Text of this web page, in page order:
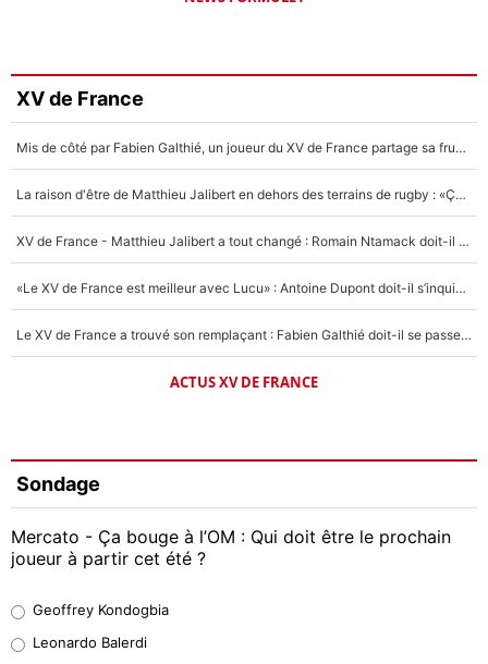
XV de France
Mis de côté par Fabien Galthié, un joueur du XV de France partage sa frustration : «ils ne me l’ont pas dit tout de suite»
La raison d'être de Matthieu Jalibert en dehors des terrains de rugby : «Ça m'atteint autant que si tu touches à un membre de ma famille»
XV de France - Matthieu Jalibert a tout changé : Romain Ntamack doit-il s’inquiéter pour sa place à un an de la Coupe du monde ?
«Le XV de France est meilleur avec Lucu» : Antoine Dupont doit-il s’inquiéter pour sa place ?
Le XV de France a trouvé son remplaçant : Fabien Galthié doit-il se passer d'Antoine Dupont ?
ACTUS XV DE FRANCE
Sondage
Mercato - Ça bouge à l’OM : Qui doit être le prochain
joueur à partir cet été ?
38%
Geoffrey Kondogbia
Leonardo Balerdi